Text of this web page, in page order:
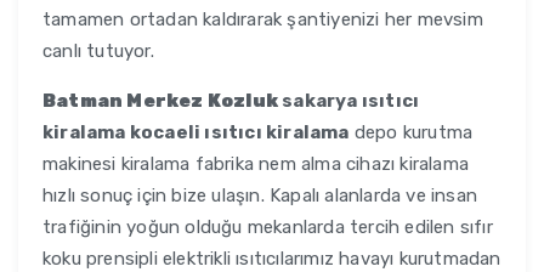
tamamen ortadan kaldırarak şantiyenizi her mevsim
canlı tutuyor.
Batman Merkez Kozluk sakarya ısıtıcı
kiralama kocaeli ısıtıcı kiralama depo kurutma
makinesi kiralama fabrika nem alma cihazı kiralama
hızlı sonuç için bize ulaşın. Kapalı alanlarda ve insan
trafiğinin yoğun olduğu mekanlarda tercih edilen sıfır
koku prensipli elektrikli ısıtıcılarımız havayı kurutmadan